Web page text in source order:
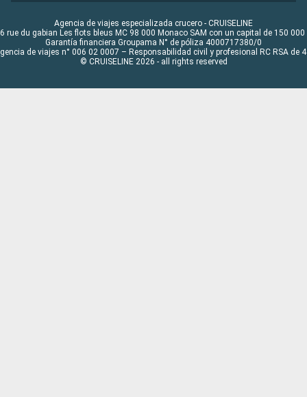
Agencia de viajes especializada crucero - CRUISELINE
rue du gabian Les flots bleus MC 98 000 Monaco SAM con un capital de 150 000
Garantía financiera Groupama N° de póliza 4000717380/0
de viajes n° 006 02 0007 – Responsabilidad civil y profesional RC RSA de
© CRUISELINE 2026 - all rights reserved